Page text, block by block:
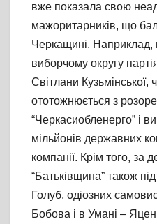
вже показала свою
мажоритарників, що
Черкащині. Наприклад,
виборчому округу
Світлани Кузьмінської,
ототожнюється з
“Черкасиобленерго” і
мільйонів державних
компанії. Крім того, за
“Батьківщина” також
Голуб, одіозних
Бобова і в Умані –